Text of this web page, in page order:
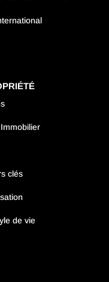
clés
de vie